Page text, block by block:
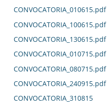
CONVOCATORIA_010615.pdf
CONVOCATORIA_100615.pdf
CONVOCATORIA_130615.pdf
CONVOCATORIA_010715.pdf
CONVOCATORIA_080715.pdf
CONVOCATORIA_240915.pdf
CONVOCATORIA_310815